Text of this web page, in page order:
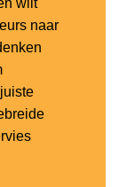
wilt
naar